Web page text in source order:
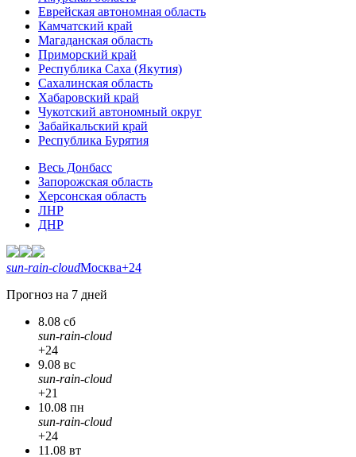
Еврейская автономная область
Камчатский край
Магаданская область
Приморский край
Республика Саха (Якутия)
Сахалинская область
Хабаровский край
Чукотский автономный округ
Забайкальский край
Республика Бурятия
Весь Донбасс
Запорожская область
Херсонская область
ЛНР
ДНР
sun-rain-cloudМосква+24
Прогноз на 7 дней
8.08 сб
sun-rain-cloud
+24
9.08 вс
sun-rain-cloud
+21
10.08 пн
sun-rain-cloud
+24
11.08 вт